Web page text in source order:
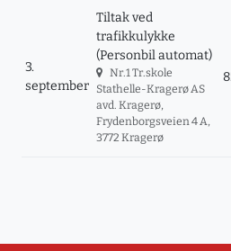
3.
september
Tiltak ved
trafikkulykke
(Personbil automat)
Nr.1 Tr.skole
Stathelle-Kragerø AS
avd. Kragerø,
Frydenborgsveien 4 A,
3772 Kragerø